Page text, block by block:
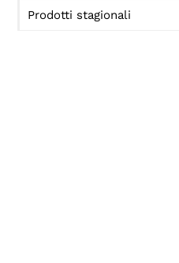
Prodotti stagionali